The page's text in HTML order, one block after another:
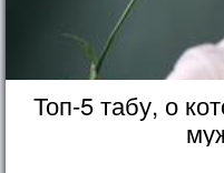
Топ-5 табу, о